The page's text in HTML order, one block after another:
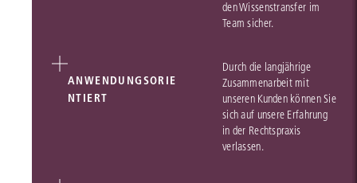
den Wissenstransfer im
Team sicher.
ANWENDUNGSORIE
NTIERT
Durch die langjährige
Zusammenarbeit mit
unseren Kunden können Sie
sich auf unsere Erfahrung
in der Rechtspraxis
verlassen.